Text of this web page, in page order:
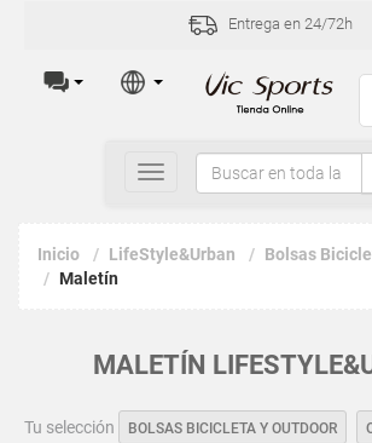
Incidencias y
Toggle
navigation
Inicio LifeStyle&Urban
Bolsas
Maletín
MALETÍN
Tu selección BOLSAS BICICLETA Y OUTDOOR